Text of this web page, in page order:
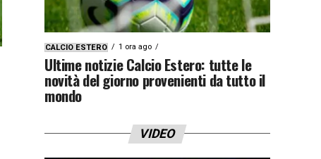
CALCIO ESTERO 1 ora ago
Ultime notizie Calcio Estero: tutte le
novità del giorno provenienti da tutto il
mondo
VIDEO